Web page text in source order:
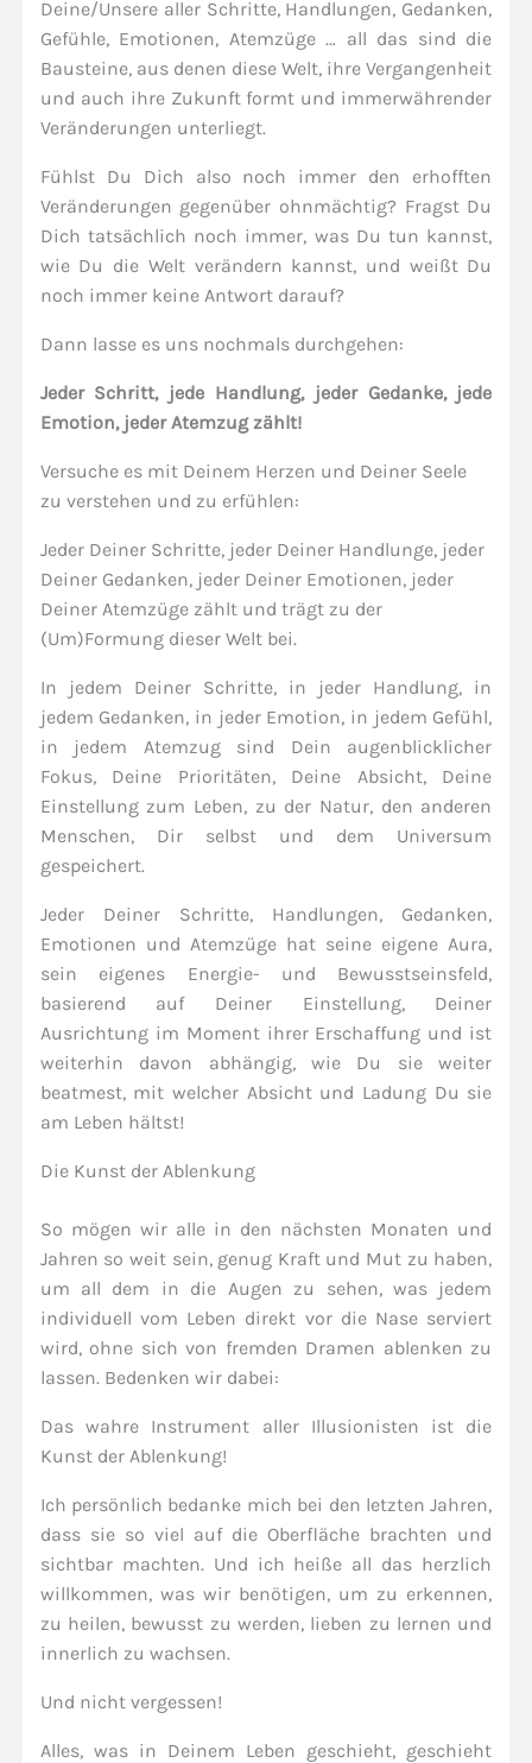
Deine/Unsere aller Schritte, Handlungen, Gedanken,
Gefühle, Emotionen, Atemzüge … all das sind die
Bausteine, aus denen diese Welt, ihre Vergangenheit
und auch ihre Zukunft formt und immerwährender
Veränderungen unterliegt.
Fühlst Du Dich also noch immer den erhofften
Veränderungen gegenüber ohnmächtig? Fragst Du
Dich tatsächlich noch immer, was Du tun kannst,
wie Du die Welt verändern kannst, und weißt Du
noch immer keine Antwort darauf?
Dann lasse es uns nochmals durchgehen:
Jeder Schritt, jede Handlung, jeder Gedanke, jede
Emotion, jeder Atemzug zählt!
Versuche es mit Deinem Herzen und Deiner Seele
zu verstehen und zu erfühlen:
Jeder Deiner Schritte, jeder Deiner Handlunge, jeder
Deiner Gedanken, jeder Deiner Emotionen, jeder
Deiner Atemzüge zählt und trägt zu der
(Um)Formung dieser Welt bei.
In jedem Deiner Schritte, in jeder Handlung, in
jedem Gedanken, in jeder Emotion, in jedem Gefühl,
in jedem Atemzug sind Dein augenblicklicher
Fokus, Deine Prioritäten, Deine Absicht, Deine
Einstellung zum Leben, zu der Natur, den anderen
Menschen, Dir selbst und dem Universum
gespeichert.
Jeder Deiner Schritte, Handlungen, Gedanken,
Emotionen und Atemzüge hat seine eigene Aura,
sein eigenes Energie- und Bewusstseinsfeld,
basierend auf Deiner Einstellung, Deiner
Ausrichtung im Moment ihrer Erschaffung und ist
weiterhin davon abhängig, wie Du sie weiter
beatmest, mit welcher Absicht und Ladung Du sie
am Leben hältst!
Die Kunst der Ablenkung
So mögen wir alle in den nächsten Monaten und
Jahren so weit sein, genug Kraft und Mut zu haben,
um all dem in die Augen zu sehen, was jedem
individuell vom Leben direkt vor die Nase serviert
wird, ohne sich von fremden Dramen ablenken zu
lassen. Bedenken wir dabei:
Das wahre Instrument aller Illusionisten ist die
Kunst der Ablenkung!
Ich persönlich bedanke mich bei den letzten Jahren,
dass sie so viel auf die Oberfläche brachten und
sichtbar machten. Und ich heiße all das herzlich
willkommen, was wir benötigen, um zu erkennen,
zu heilen, bewusst zu werden, lieben zu lernen und
innerlich zu wachsen.
Und nicht vergessen!
Alles, was in Deinem Leben geschieht, geschieht